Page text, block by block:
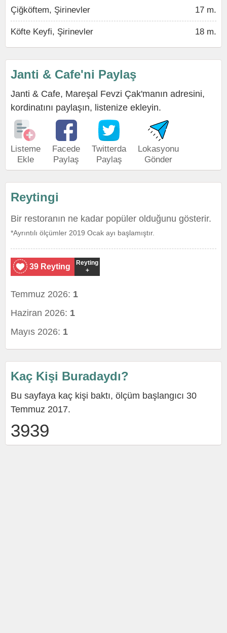
Çiğköftem, Şirinevler 17 m.
Köfte Keyfi, Şirinevler 18 m.
Janti & Cafe'ni Paylaş
Janti & Cafe, Mareşal Fevzi Çak'manın adresini,
kordinatını paylaşın, listenize ekleyin.
Listeme
Ekle
Facede
Paylaş
Twitterda
Paylaş
Lokasyonu
Gönder
Reytingi
Bir restoranın ne kadar popüler olduğunu gösterir.
*Ayrıntılı ölçümler 2019 Ocak ayı başlamıştır.
39 Reyting
Reyting
+
Temmuz 2026: 1
Haziran 2026: 1
Mayıs 2026: 1
Kaç Kişi Buradaydı?
Bu sayfaya kaç kişi baktı, ölçüm başlangıcı 30
Temmuz 2017.
3939